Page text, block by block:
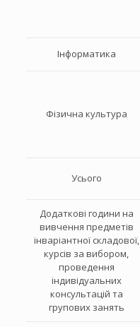
Інформатика
Фізична культура
Усього
Додаткові години на
вивчення предметів
інваріантної складової,
курсів за вибором,
проведення
індивідуальних
консультацій та
групових занять